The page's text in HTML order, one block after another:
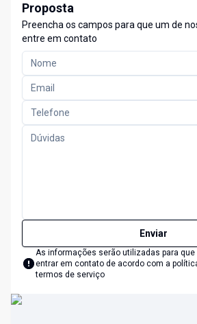
Proposta
Preencha os campos para que um de
entre em contato
Enviar
As informações serão utilizadas para que
entrar em contato de acordo com a
termos de serviço